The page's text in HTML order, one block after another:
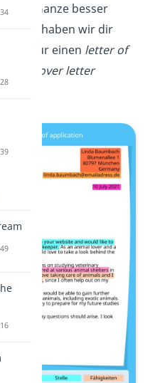
das Ganze besser
kannst, haben wir dir
für einen letter of
cover letter